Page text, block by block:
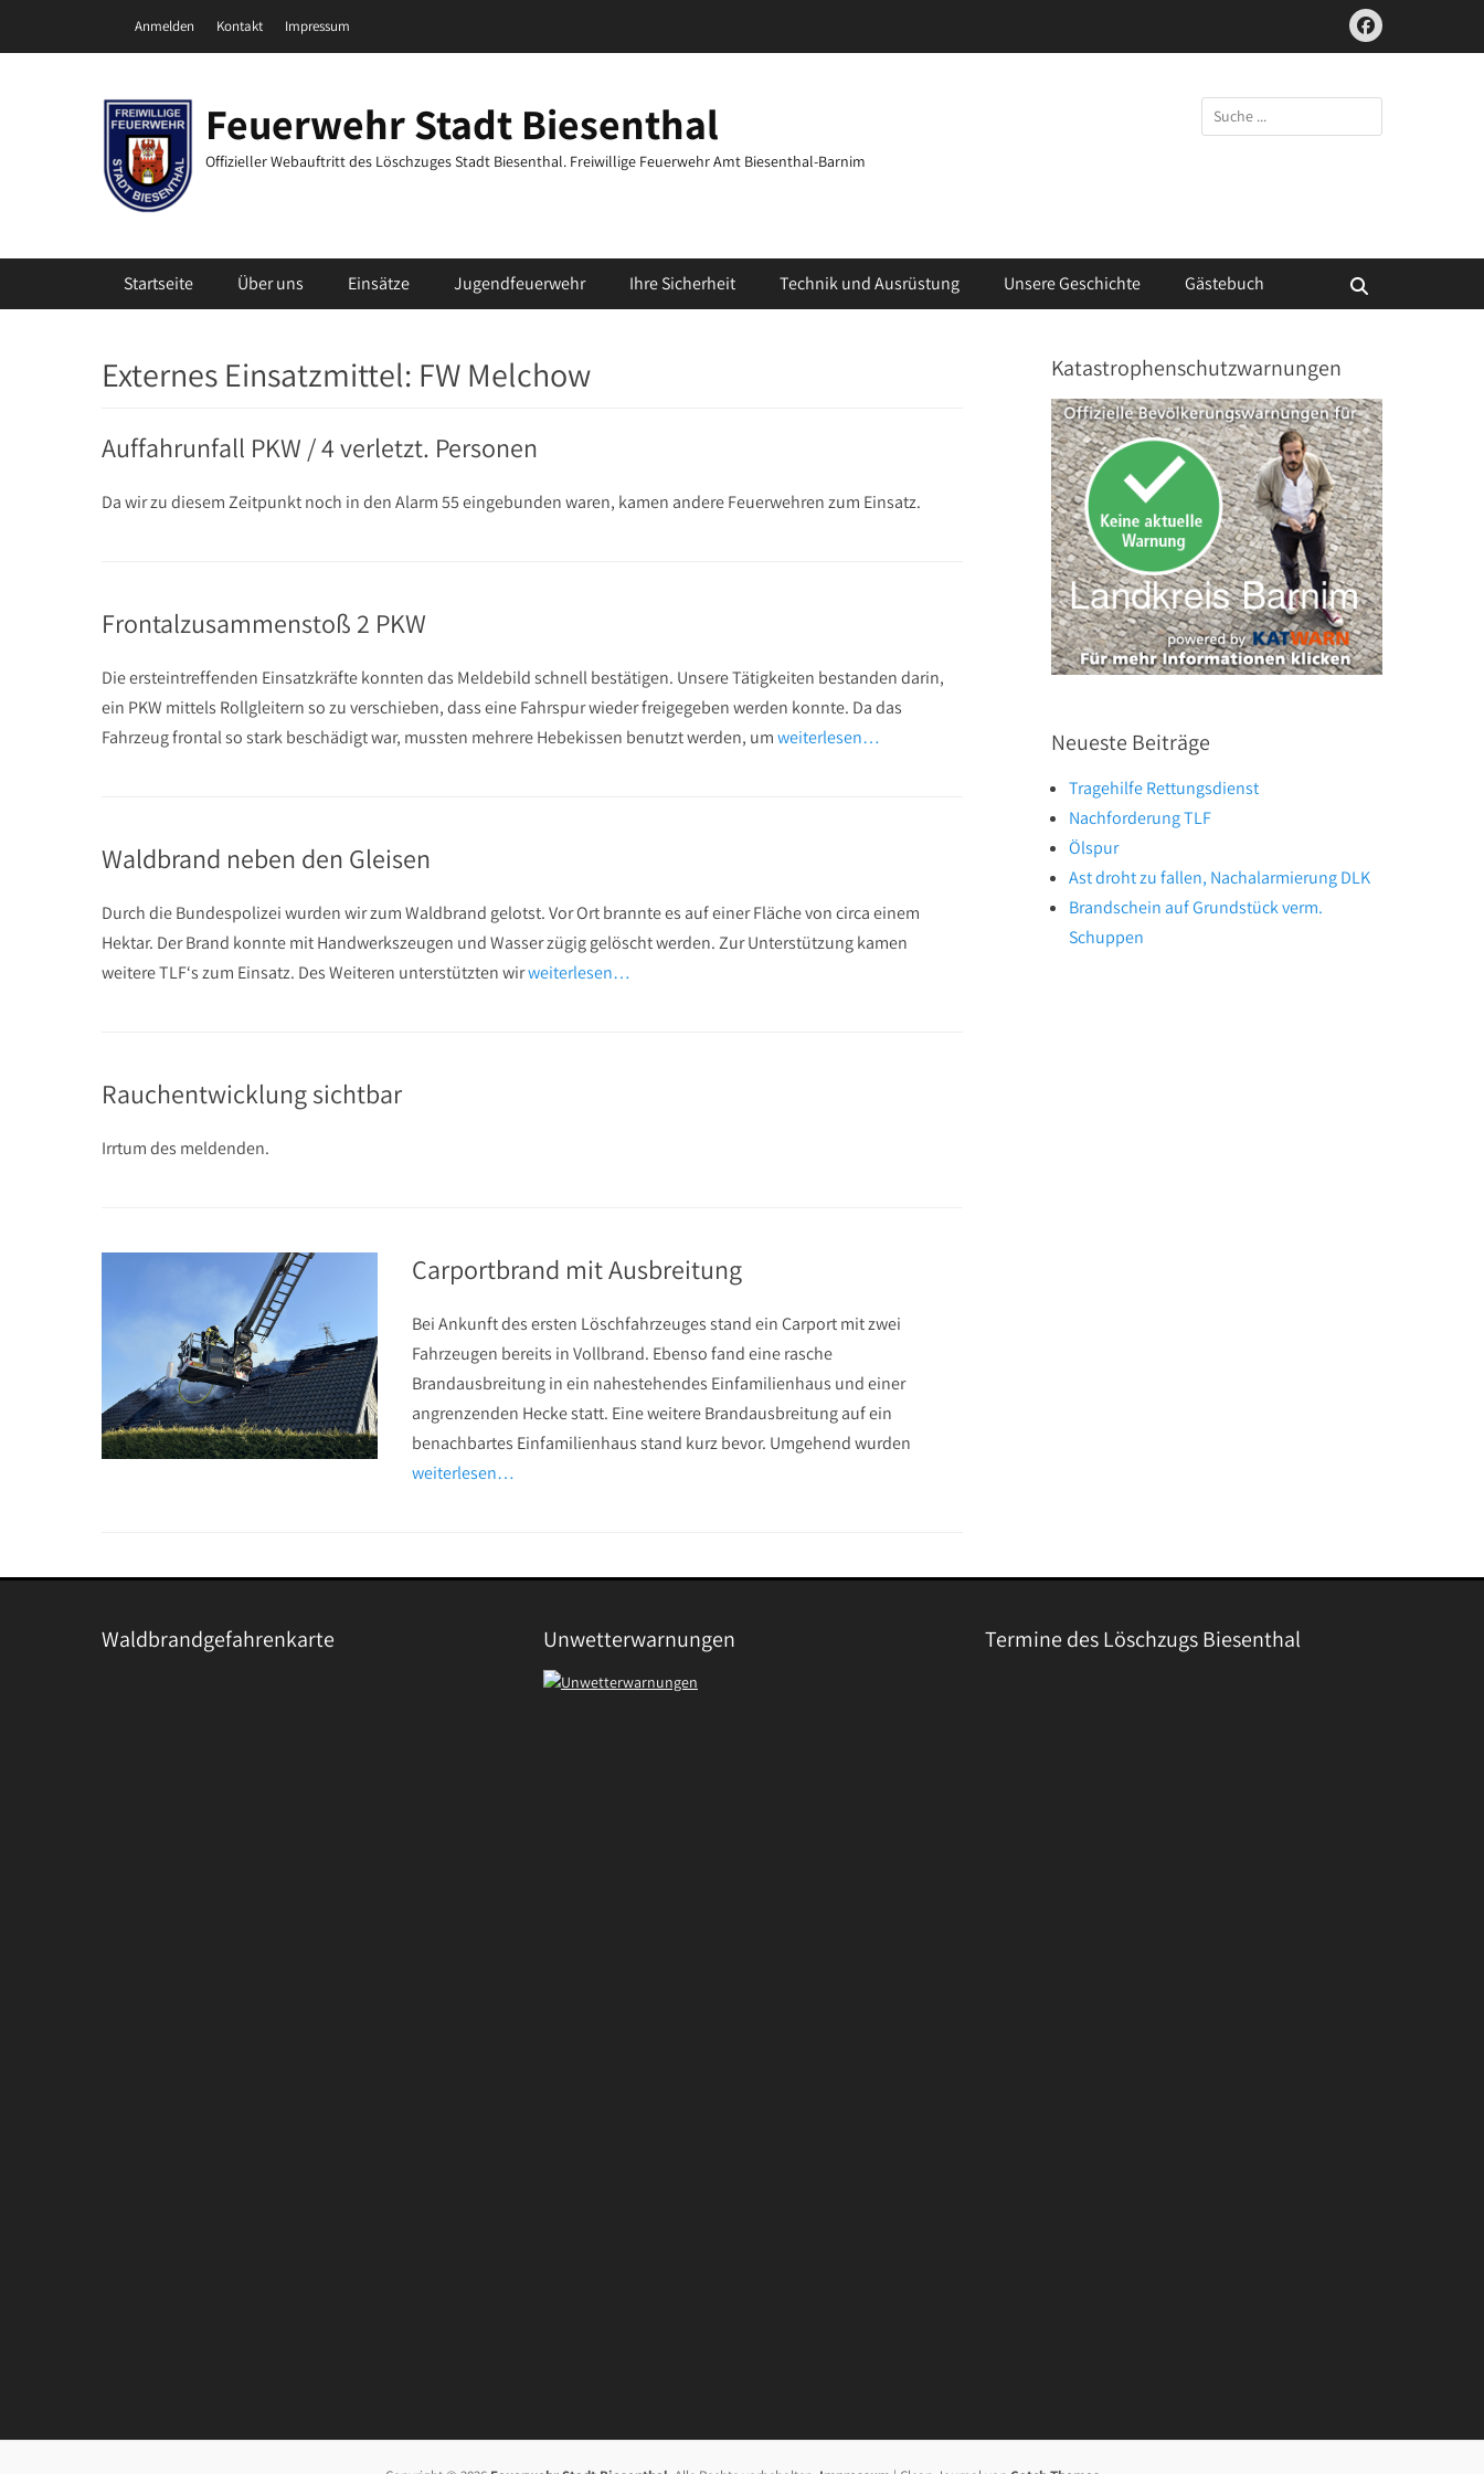
Header Top Menu
Anmelden Kontakt Impressum Facebook
Feuerwehr Stadt Biesenthal
Offizieller Webauftritt des Löschzuges Stadt Biesenthal. Freiwillige Feuerwehr Amt Biesenthal-Barnim
Suchen
nach:
Primäres Menü
Startseite Über uns Einsätze Jugendfeuerwehr Ihre Sicherheit Technik und Ausrüstung Unsere Geschichte Gästebuch
Externes Einsatzmittel: FW Melchow
Auffahrunfall PKW / 4 verletzt. Personen
Da wir zu diesem Zeitpunkt noch in den Alarm 55 eingebunden waren, kamen andere Feuerwehren zum Einsatz.
Frontalzusammenstoß 2 PKW
Die ersteintreffenden Einsatzkräfte konnten das Meldebild schnell bestätigen. Unsere Tätigkeiten bestanden darin,
ein PKW mittels Rollgleitern so zu verschieben, dass eine Fahrspur wieder freigegeben werden konnte. Da das
Fahrzeug frontal so stark beschädigt war, mussten mehrere Hebekissen benutzt werden, umweiterlesen…
Waldbrand neben den Gleisen
Durch die Bundespolizei wurden wir zum Waldbrand gelotst. Vor Ort brannte es auf einer Fläche von circa einem
Hektar. Der Brand konnte mit Handwerkszeugen und Wasser zügig gelöscht werden. Zur Unterstützung kamen
weitere TLF‘s zum Einsatz. Des Weiteren unterstützten wirweiterlesen…
Rauchentwicklung sichtbar
Irrtum des meldenden.
Carportbrand mit Ausbreitung
Bei Ankunft des ersten Löschfahrzeuges stand ein Carport mit zwei
Fahrzeugen bereits in Vollbrand. Ebenso fand eine rasche
Brandausbreitung in ein nahestehendes Einfamilienhaus und einer
angrenzenden Hecke statt. Eine weitere Brandausbreitung auf ein
benachbartes Einfamilienhaus stand kurz bevor. Umgehend wurden
weiterlesen…
Katastrophenschutzwarnungen
Neueste Beiträge
Tragehilfe Rettungsdienst
Nachforderung TLF
Ölspur
Ast droht zu fallen, Nachalarmierung DLK
Brandschein auf Grundstück verm.
Schuppen
Waldbrandgefahrenkarte Unwetterwarnungen Termine des Löschzugs Biesenthal